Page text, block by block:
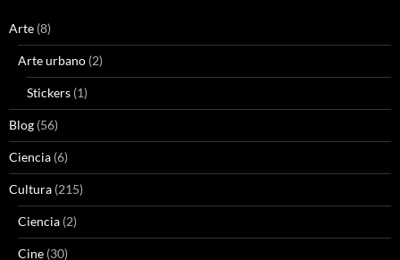
Arte (8)
Arte urbano (2)
Stickers (1)
Blog (56)
Ciencia (6)
Cultura (215)
Ciencia (2)
Cine (30)